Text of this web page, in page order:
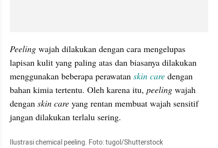
Peeling wajah dilakukan dengan cara mengelupas
lapisan kulit yang paling atas dan biasanya dilakukan
menggunakan beberapa perawatan skin care dengan
bahan kimia tertentu. Oleh karena itu, peeling wajah
dengan skin care yang rentan membuat wajah sensitif
jangan dilakukan terlalu sering.
Ilustrasi chemical peeling. Foto: tugol/Shutterstock